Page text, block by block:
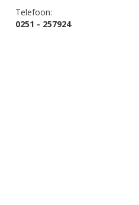
Telefoon:
0251 - 257924